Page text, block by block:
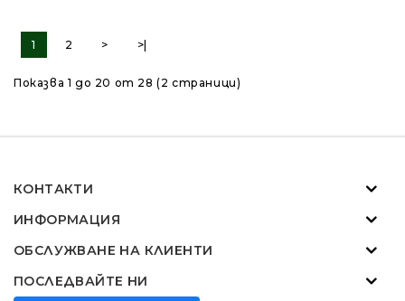
1 2 > >|
Показва 1 до 20 от 28 (2 страници)
КОНТАКТИ
ИНФОРМАЦИЯ
ОБСЛУЖВАНЕ НА КЛИЕНТИ
ПОСЛЕДВАЙТЕ НИ